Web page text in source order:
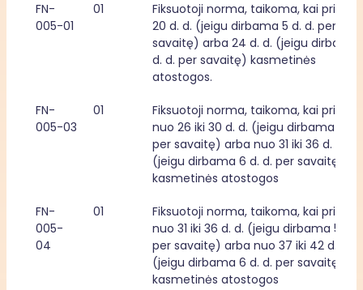
FN-
005-01
01
Fiksuotoji norma, taikoma, kai
20 d. d. (jeigu dirbama 5 d. d. per
savaitę) arba 24 d. d. (jeigu dirbama
d. d. per savaitę) kasmetinės
atostogos.
FN-
005-03
01
Fiksuotoji norma, taikoma, kai
nuo 26 iki 30 d. d. (jeigu dirbama 5 d.
per savaitę) arba nuo 31 iki 36 d. d.
(jeigu dirbama 6 d. d. per savaitę)
kasmetinės atostogos
FN-
005-
04
01
Fiksuotoji norma, taikoma, kai
nuo 31 iki 36 d. d. (jeigu dirbama 5 d.
per savaitę) arba nuo 37 iki 42 d. d.
(jeigu dirbama 6 d. d. per savaitę)
kasmetinės atostogos